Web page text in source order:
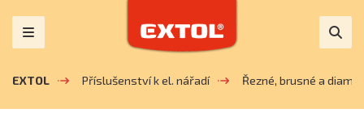
EXTOL Příslušenství k el. nářadí Řezné, brusné a